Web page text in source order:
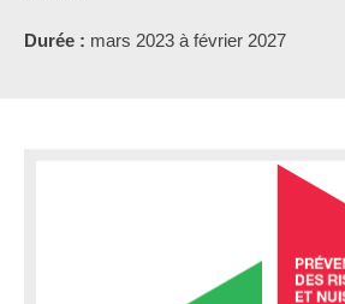
Durée : mars 2023 à février 2027